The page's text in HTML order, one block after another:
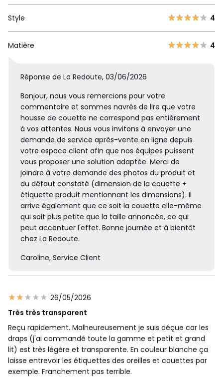
Style 4
Matière 4
Réponse de La Redoute, 03/06/2026
Bonjour, nous vous remercions pour votre
commentaire et sommes navrés de lire que votre
housse de couette ne correspond pas entièrement
à vos attentes. Nous vous invitons à envoyer une
demande de service après-vente en ligne depuis
votre espace client afin que nos équipes puissent
vous proposer une solution adaptée. Merci de
joindre à votre demande des photos du produit et
du défaut constaté (dimension de la couette +
étiquette produit mentionnant les dimensions). Il
arrive également que ce soit la couette elle-même
qui soit plus petite que la taille annoncée, ce qui
peut accentuer l'effet. Bonne journée et à bientôt
chez La Redoute.
Caroline, Service Client
26/05/2026
Très très transparent
Reçu rapidement. Malheureusement je suis déçue car les
draps (j'ai commandé toute la gamme et petit et grand
lit) est très légère et transparente. En couleur blanche ça
laisse entrevoir les étiquettes des oreilles et couettes par
exemple. Franchement pas terrible.